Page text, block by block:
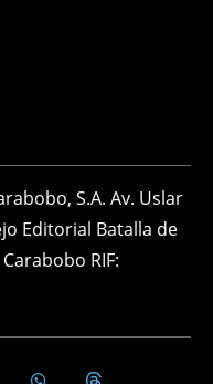
S.A. Av. Uslar
Editorial Batalla de
RIF: